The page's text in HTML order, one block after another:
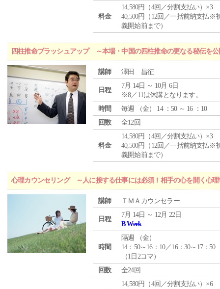
料金
14,580円（4回／分割支払い）×3
40,500円（12回／一括前納支払※
義開始前まで）
四柱推命ブラッシュアップ ～本場・中国の四柱推命の更なる秘伝を
講師 澤田 昌征
日程
7月 14日 ～ 10月 6日
※8／11は休講となります。
時間
毎週 （金） 14 ：50 ～ 16 ：10
回数
全12回
料金
14,580円（4回／分割支払い）×3
40,500円（12回／一括前納支払※
義開始前まで）
心理カウンセリング ～人に接する仕事には必須！相手の心を開く心理
講師 ＴＭＡカウンセラー
日程
7月 14日 ～ 12月 22日
B Week
時間
隔週 （金）
14：50～16：10／16：30～17：50
（1日2コマ）
回数
全24回
14,580円（4回／分割支払い）×6